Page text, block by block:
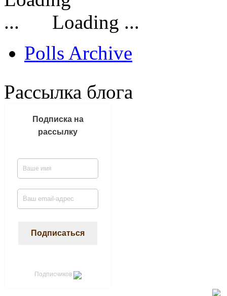
Loading ...
Polls Archive
Рассылка блога
Подписка на
рассылку
Подписчиков